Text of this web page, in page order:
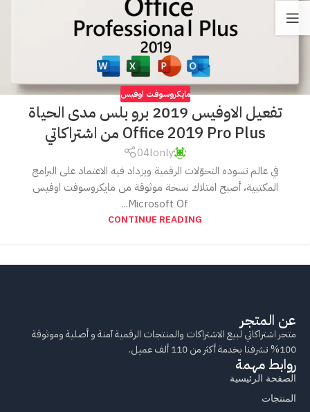
مايكروسوفت اوفيس
تفعيل الاوفيس 2019 برو بلس مدى الحياة
Office 2019 Pro Plus من اشتراكاتي
04lonly
في عالم تسوده التحوّلات الرقمية ويزداد فيه الاعتماد على البرامج
المكتبية، أصبح امتلاك نسخة موثوقة من مايكروسوفت اوفيس
Microsoft Of...
CONTINUE READING
عن المتجر
متجر اشتراكاتي لبيع الاشتراكات والمنتجات الرقمية آمنة و أصلية وموثوقة
100% تشرفنا بخدمة أكثر من 110 ألف عميل.
روابط مهمة
الصفحة الرئيسية
المنتجات